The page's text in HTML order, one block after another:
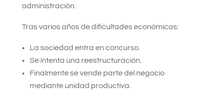
administración.
Tras varios años de dificultades económicas:
La sociedad entra en concurso.
Se intenta una reestructuración.
Finalmente se vende parte del negocio
mediante unidad productiva.